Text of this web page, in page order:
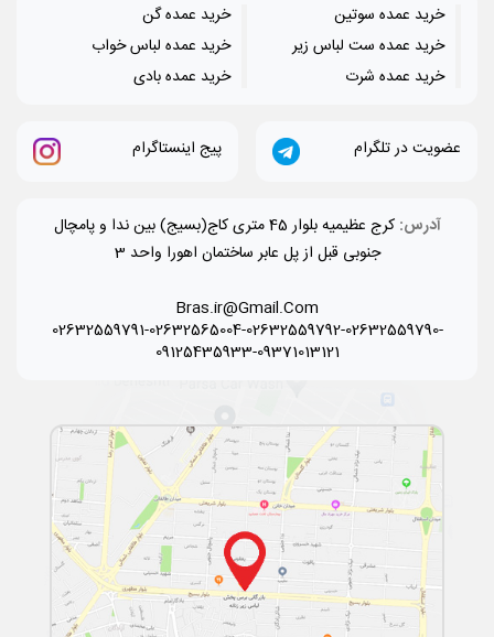
خرید عمده سوتین
خرید عمده ست لباس زیر
خرید عمده شرت
خرید عمده گن
خرید عمده لباس خواب
خرید عمده بادی
عضویت در تلگرام پیج اینستاگرام
آدرس:
کرج عظیمیه بلوار 45 متری کاج(بسیج) بین ندا و پامچال
جنوبی قبل از پل عابر ساختمان اهورا واحد 3
Bras.ir@Gmail.Com
02632559791-02632565004-02632559792-02632559790-
09125435933-09371013121